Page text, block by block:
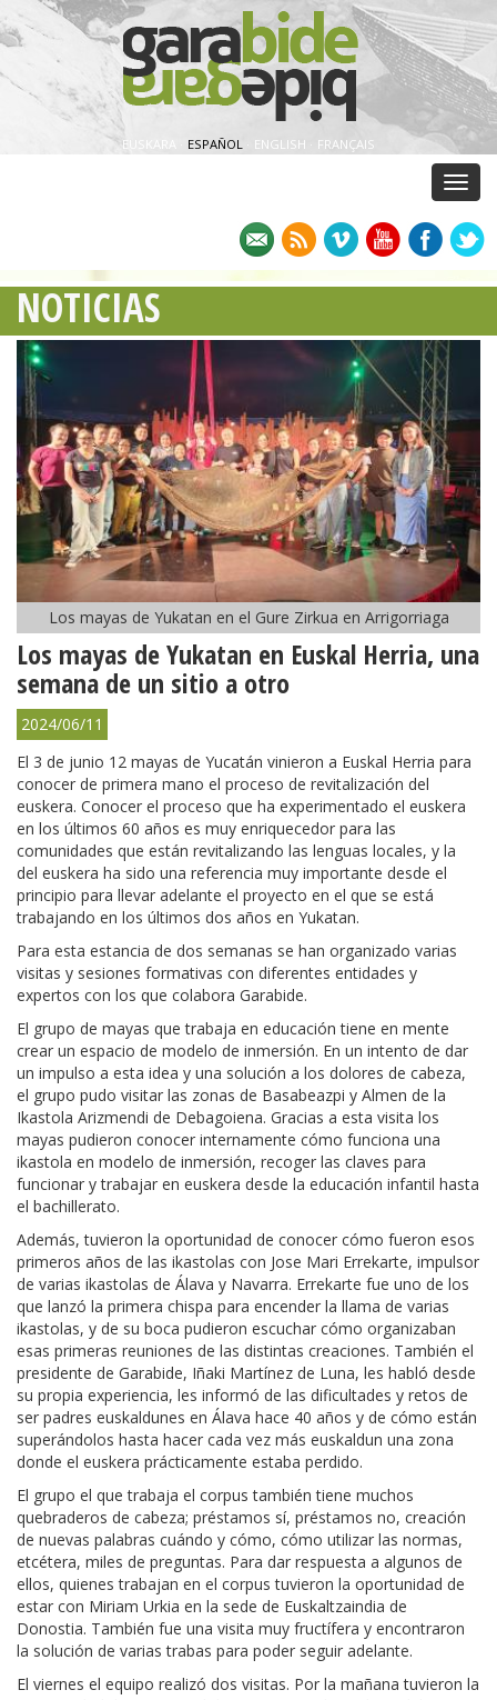
EUSKARA ESPAÑOL · ENGLISH · FRANÇAIS
NOTICIAS
Los mayas de Yukatan en el Gure Zirkua en Arrigorriaga
Los mayas de Yukatan en Euskal Herria, una
semana de un sitio a otro
2024/06/11
El 3 de junio 12 mayas de Yucatán vinieron a Euskal Herria para
conocer de primera mano el proceso de revitalización del
euskera. Conocer el proceso que ha experimentado el euskera
en los últimos 60 años es muy enriquecedor para las
comunidades que están revitalizando las lenguas locales, y la
del euskera ha sido una referencia muy importante desde el
principio para llevar adelante el proyecto en el que se está
trabajando en los últimos dos años en Yukatan.
Para esta estancia de dos semanas se han organizado varias
visitas y sesiones formativas con diferentes entidades y
expertos con los que colabora Garabide.
El grupo de mayas que trabaja en educación tiene en mente
crear un espacio de modelo de inmersión. En un intento de dar
un impulso a esta idea y una solución a los dolores de cabeza,
el grupo pudo visitar las zonas de Basabeazpi y Almen de la
Ikastola Arizmendi de Debagoiena. Gracias a esta visita los
mayas pudieron conocer internamente cómo funciona una
ikastola en modelo de inmersión, recoger las claves para
funcionar y trabajar en euskera desde la educación infantil hasta
el bachillerato.
Además, tuvieron la oportunidad de conocer cómo fueron esos
primeros años de las ikastolas con Jose Mari Errekarte, impulsor
de varias ikastolas de Álava y Navarra. Errekarte fue uno de los
que lanzó la primera chispa para encender la llama de varias
ikastolas, y de su boca pudieron escuchar cómo organizaban
esas primeras reuniones de las distintas creaciones. También el
presidente de Garabide, Iñaki Martínez de Luna, les habló desde
su propia experiencia, les informó de las dificultades y retos de
ser padres euskaldunes en Álava hace 40 años y de cómo están
superándolos hasta hacer cada vez más euskaldun una zona
donde el euskera prácticamente estaba perdido.
El grupo el que trabaja el corpus también tiene muchos
quebraderos de cabeza; préstamos sí, préstamos no, creación
de nuevas palabras cuándo y cómo, cómo utilizar las normas,
etcétera, miles de preguntas. Para dar respuesta a algunos de
ellos, quienes trabajan en el corpus tuvieron la oportunidad de
estar con Miriam Urkia en la sede de Euskaltzaindia de
Donostia. También fue una visita muy fructífera y encontraron
la solución de varias trabas para poder seguir adelante.
El viernes el equipo realizó dos visitas. Por la mañana tuvieron la